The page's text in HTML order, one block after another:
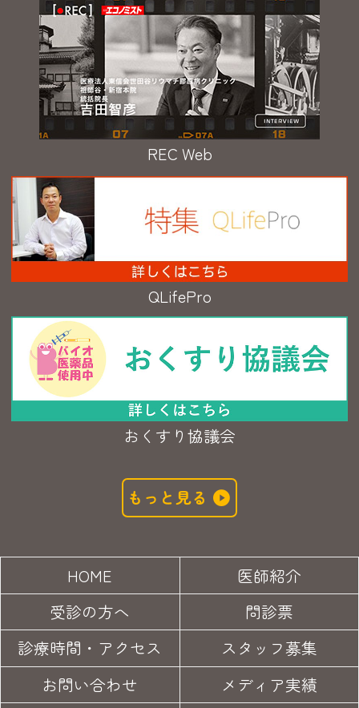
REC Web
QLifePro
おくすり協議会
もっと見る
HOME
医師紹介
受診の方へ
問診票
診療時間・アクセス
スタッフ募集
お問い合わせ
メディア実績